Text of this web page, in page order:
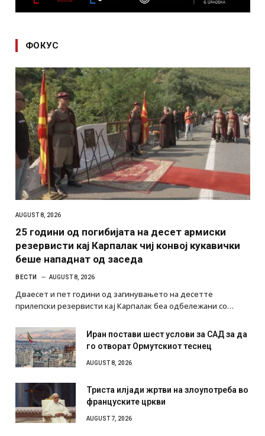
ФОКУС
AUGUST 8, 2026
25 години од погибијата на десет армиски
резервисти кај Карпалак чиј конвој кукавички
беше нападнат од заседа
ВЕСТИ AUGUST 8, 2026
Дваесет и пет години од загинувањето на десетте
прилепски резервисти кај Карпалак беа одбележани со…
Иран постави шест услови за САД за да
го отворат Ормутскиот теснец
AUGUST 8, 2026
Триста илјади жртви на злоупотреба во
француските цркви
AUGUST 7, 2026